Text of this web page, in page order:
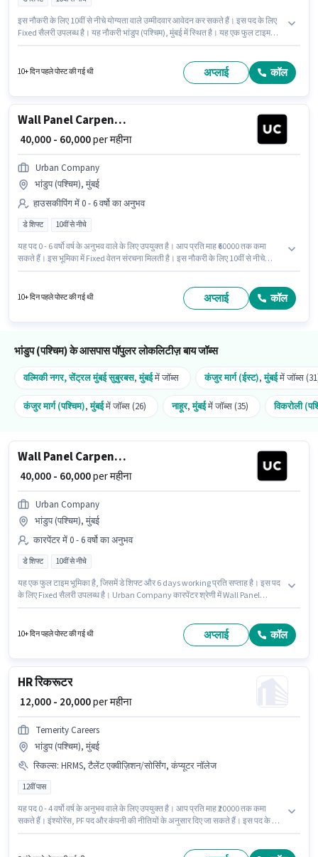
इस नौकरी के लिए 10वीं से नीचे योग्यता वाले उम्मीदवार आवेदन कर सकते हैं। इस पद के लिए
Fixed सैलरी उपलब्ध है। यह नौकरी भांडुप (पश्चिम), मुंबई में स्थित है। यह एक फुल टाइम
Company में लेबर, हेल्पर श्रेणी में Wall Panel Carpenter के रूप में जुड़ें।
10+ दिन पहले पोस्ट की गई थी अप्लाई कॉल
Wall Panel Carpenter
₹ 40,000 - 60,000per महीना
Urban Company
भांडुप (पश्चिम), मुंबई
हाउसकीपिंग में 0 - 6 वर्षो का अनुभव
डे शिफ्ट 10वीं से नीचे
यह पद 0 - 6 वर्षो वर्ष के अनुभव वाले के लिए उपयुक्त है। आप प्रति माह ₹60000 तक कमा
सकते हैं। इस भूमिका में Fixed वेतन संरचना मिलती है। इस नौकरी के लिए 10वीं से नीचे
Company में हाउसकीपिंग श्रेणी में Wall Panel Carpenter के रूप में जुड़ें।
10+ दिन पहले पोस्ट की गई थी अप्लाई कॉल
भांडुप (पश्चिम) के आसपास पॉपुलर लोकलिटीज़ बाय जॉब्स
वल्मिकी नगर, सेंट्रल मुंबई सुबुरबस,मुंबईमें जॉब्स कंजुर मार्ग (ईस्ट),मुंबईमें जॉब्स
कंजुर मार्ग (पश्चिम),मुंबईमें जॉब्स (26) नाहूर,मुंबईमें जॉब्स (35) विकरोली
Wall Panel Carpenter
₹ 40,000 - 60,000per महीना
Urban Company
भांडुप (पश्चिम), मुंबई
कारपेंटर में 0 - 6 वर्षो का अनुभव
डे शिफ्ट 10वीं से नीचे
यह एक फुल टाइम भूमिका है, जिसमें डे शिफ्ट और 6 days working प्रति सप्ताह है। इस पद
के लिए Fixed सैलरी उपलब्ध है। Urban Company कारपेंटर श्रेणी में Wall Panel
कमा सकते हैं। इस नौकरी के लिए 10वीं से नीचे योग्यता वाले उम्मीदवार आवेदन कर सकते हैं।
10+ दिन पहले पोस्ट की गई थी अप्लाई कॉल
HR रिकरूटर
₹ 12,000 - 20,000per महीना
Temerity Careers
भांडुप (पश्चिम), मुंबई
स्किल्स: HRMS, टैलेंट एक्वीज़िशन/सोर्सिंग, कंप्यूटर नॉलेज
12वीं पास
यह पद 0 - 4 वर्षो वर्ष के अनुभव वाले के लिए उपयुक्त है। आप प्रति माह ₹20000 तक कमा
सकते हैं। इंश्योरेंस, PF पद और कंपनी की नीतियों के अनुसार दिए जा सकते हैं। इस पद के लिए